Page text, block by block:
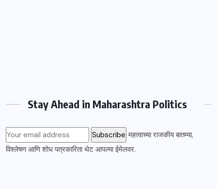
Stay Ahead in Maharashtra Politics
महत्वाच्या राजकीय बातम्या,
विश्लेषण आणि शोध पत्रकारिता थेट आपल्या ईमेलवर.